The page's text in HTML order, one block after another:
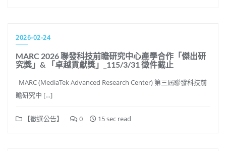
2026-02-24
MARC 2026 聯發科技前瞻研究中心產學合作「傑出研
究獎」& 「卓越貢獻獎」_115/3/31 徵件截止
MARC (MediaTek Advanced Research Center) 第三屆聯發科技前
瞻研究中 […]
【徵選公告】 0 15 sec read